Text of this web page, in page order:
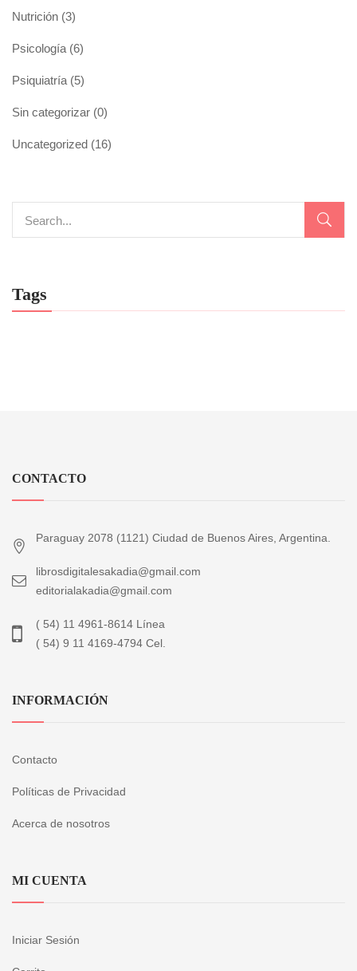
Nutrición (3)
Psicología (6)
Psiquiatría (5)
Sin categorizar (0)
Uncategorized (16)
Tags
CONTACTO
Paraguay 2078 (1121) Ciudad de Buenos Aires, Argentina.
librosdigitalesakadia@gmail.com
editorialakadia@gmail.com
( 54) 11 4961-8614 Línea
( 54) 9 11 4169-4794 Cel.
INFORMACIÓN
Contacto
Políticas de Privacidad
Acerca de nosotros
MI CUENTA
Iniciar Sesión